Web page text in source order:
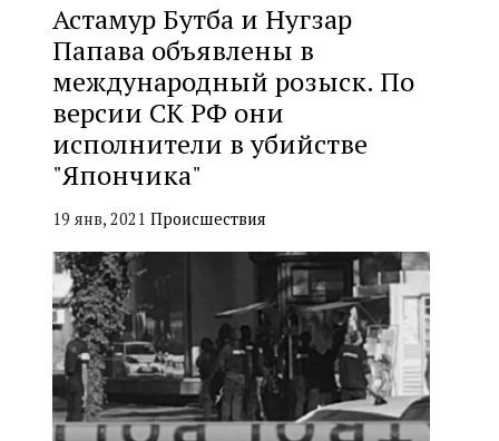
Астамур Бутба и Нугзар
Папава объявлены в
международный розыск. По
версии СК РФ они
исполнители в убийстве
"Япончика"
19 янв, 2021 Происшествия